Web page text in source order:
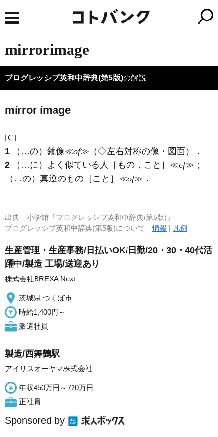
mirrorimage
プログレッシブ英和中辞典(第5版)の解説
mírror ímage
[C]
1 （…の）鏡像≪of≫（◇左右対称の像・図面）
．
2 （…に）よく似ている人［もの，こと］≪of≫；
（…の）真逆のもの［こと］≪of≫ ．
出典 小学館「プログレッシブ英和中辞典(第5版)」
プログレッシブ英和中辞典(第5版)について情報 | 凡例
生産管理・生産事務/日払いOK/日勤/20・30・40代活
躍中/製造 工場/送迎あり
株式会社BREXA Next
茨城県 つくば市
時給1,400円～
派遣社員
製造/西舞鶴駅
アイリスオーヤマ株式会社
年収450万円～720万円
正社員
Sponsored by